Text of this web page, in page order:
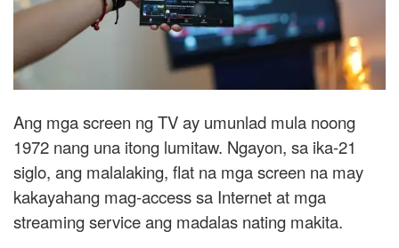
Ang mga screen ng TV ay umunlad mula noong
1972 nang una itong lumitaw. Ngayon, sa ika-21
siglo, ang malalaking, flat na mga screen na may
kakayahang mag-access sa Internet at mga
streaming service ang madalas nating makita.